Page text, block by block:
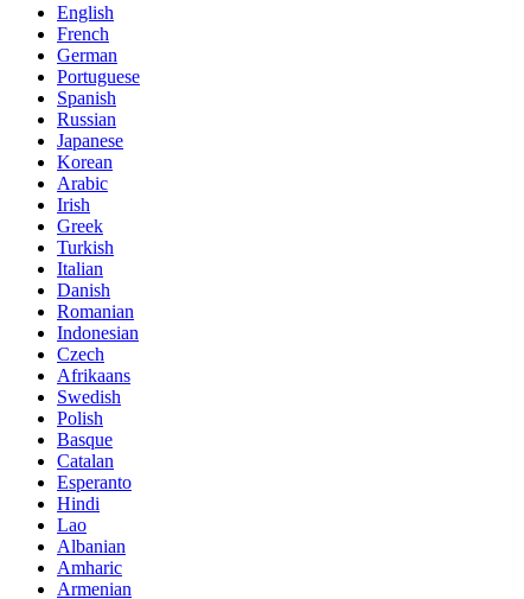
English
French
German
Portuguese
Spanish
Russian
Japanese
Korean
Arabic
Irish
Greek
Turkish
Italian
Danish
Romanian
Indonesian
Czech
Afrikaans
Swedish
Polish
Basque
Catalan
Esperanto
Hindi
Lao
Albanian
Amharic
Armenian